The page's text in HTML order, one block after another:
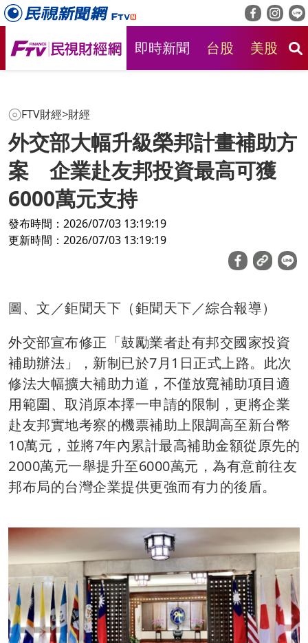
即時新聞 台股 美股
FTV財經>財經
外交部大幅升級榮邦計畫補助方
案 企業赴友邦投資最高可獲
6000萬元支持
發布時間：2026/07/03 13:19:19
更新時間：2026/07/03 13:19:19
圖、文／鉅聞天下（鉅聞天下／綜合報導）
外交部宣布修正「鼓勵業者赴有邦交國家投資
補助辦法」，新制已於7月1日正式上路。此次
修法大幅擴大補助力道，不僅放寬補助項目適
用範圍、取消原本擇一申請的限制，更將企業
赴友邦實地考察的機票補助上限調高至新台幣
10萬元，並將7年內累計最高補助金額從原先的
2000萬元一舉提升至6000萬元，為有意前往友
邦布局的台灣企業提供更強而有力的後盾。